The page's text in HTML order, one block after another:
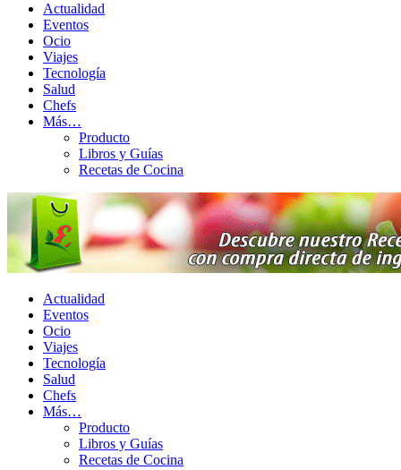
Actualidad
Eventos
Ocio
Viajes
Tecnología
Salud
Chefs
Más…
Producto
Libros y Guías
Recetas de Cocina
Actualidad
Eventos
Ocio
Viajes
Tecnología
Salud
Chefs
Más…
Producto
Libros y Guías
Recetas de Cocina